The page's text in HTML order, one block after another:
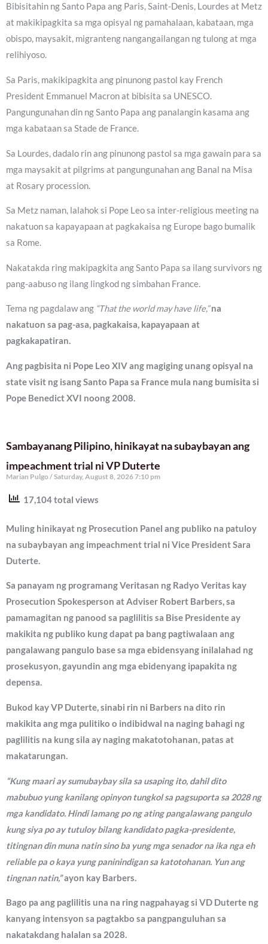
Bibisitahin ng Santo Papa ang Paris, Saint-Denis, Lourdes at Metz
at makikipagkita sa mga opisyal ng pamahalaan, kabataan, mga
obispo, maysakit, migranteng nangangailangan ng tulong at mga
relihiyoso.
Sa Paris, makikipagkita ang pinunong pastol kay French
President Emmanuel Macron at bibisita sa UNESCO.
Pangungunahan din ng Santo Papa ang panalangin kasama ang
mga kabataan sa Stade de France.
Sa Lourdes, dadalo rin ang pinunong pastol sa mga gawain para sa
mga maysakit at pilgrims at pangungunahan ang Banal na Misa
at Rosary procession.
Sa Metz naman, lalahok si Pope Leo sa inter-religious meeting na
nakatuon sa kapayapaan at pagkakaisa ng Europe bago bumalik
sa Rome.
Nakatakda ring makipagkita ang Santo Papa sa ilang survivors ng
pang-aabuso ng ilang lingkod ng simbahan France.
Tema ng pagdalaw ang “That the world may have life,”na
nakatuon sa pag-asa, pagkakaisa, kapayapaan at
pagkakapatiran.
Ang pagbisita ni Pope Leo XIV ang magiging unang opisyal na
state visit ng isang Santo Papa sa France mula nang bumisita si
Pope Benedict XVI noong 2008.
Sambayanang Pilipino, hinikayat na subaybayan ang
impeachment trial ni VP Duterte
Marian Pulgo Saturday, August 8, 2026 7:10 pm
17,104 total views
Muling hinikayat ng Prosecution Panel ang publiko na patuloy
na subaybayan ang impeachment trial ni Vice President Sara
Duterte.
Sa panayam ng programang Veritasan ng Radyo Veritas kay
Prosecution Spokesperson at Adviser Robert Barbers, sa
pamamagitan ng panood sa paglilitis sa Bise Presidente ay
makikita ng publiko kung dapat pa bang pagtiwalaan ang
pangalawang pangulo base sa mga ebidensyang inilalahad ng
prosekusyon, gayundin ang mga ebidenyang ipapakita ng
depensa.
Bukod kay VP Duterte, sinabi rin ni Barbers na dito rin
makikita ang mga pulitiko o indibidwal na naging bahagi ng
paglilitis na kung sila ay naging makatotohanan, patas at
makatarungan.
“Kung maari ay sumubaybay sila sa usaping ito, dahil dito
mabubuo yung kanilang opinyon tungkol sa pagsuporta sa 2028 ng
mga kandidato. Hindi lamang po ng ating pangalawang pangulo
kung siya po ay tutuloy bilang kandidato pagka-presidente,
titingnan din muna natin sino ba yung mga senador na ika nga eh
reliable pa o kaya yung paninindigan sa katotohanan. Yun ang
tingnan natin,”ayon kay Barbers.
Bago pa ang paglilitis una na ring nagpahayag si VD Duterte ng
kanyang intensyon sa pagtakbo sa pangpanguluhan sa
nakatakdang halalan sa 2028.